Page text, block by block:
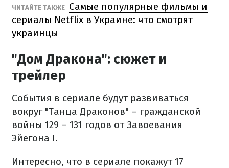
ЧИТАЙТЕ ТАКЖЕ Самые популярные фильмы и
сериалы Netflix в Украине: что смотрят
украинцы
"Дом Дракона": сюжет и
трейлер
События в сериале будут развиваться
вокруг "Танца Драконов" – гражданской
войны 129 – 131 годов от Завоевания
Эйегона I.
Интересно, что в сериале покажут 17